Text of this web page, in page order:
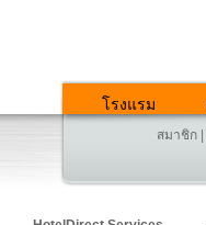
โรงแรม
สมาชิก